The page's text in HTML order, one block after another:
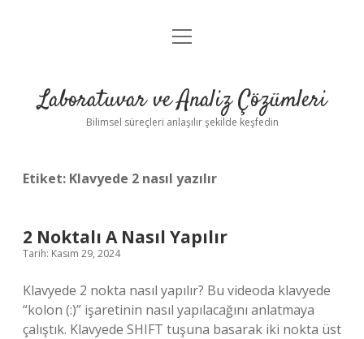
Anasayfa
Yasal Uyarı
menüyü
Laboratuvar ve Analiz Çözümleri
Bilimsel süreçleri anlaşılır şekilde keşfedin
Etiket: Klavyede 2 nasıl yazılır
2 Noktalı A Nasıl Yapılır
Tarih: Kasım 29, 2024
Klavyede 2 nokta nasıl yapılır? Bu videoda klavyede
“kolon (:)” işaretinin nasıl yapılacağını anlatmaya
çalıştık. Klavyede SHIFT tuşuna basarak iki nokta üst